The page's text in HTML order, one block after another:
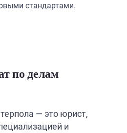
стандартами.
по делам
— это юрист,
и